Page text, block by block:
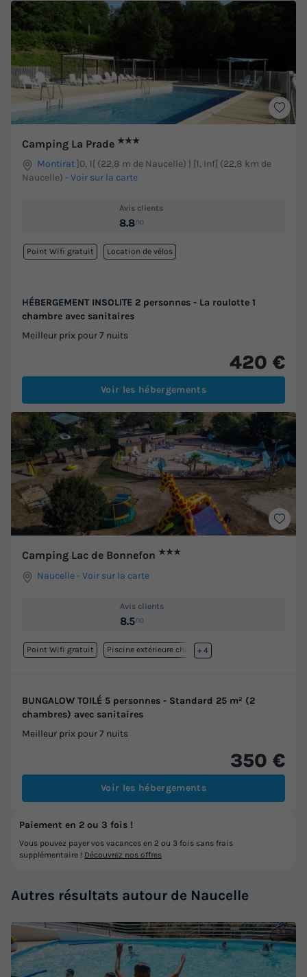
Camping La Prade ★★★
Montirat]0, 1[ (22,8 m de Naucelle) | [1, Inf[ (22,8 km de
Naucelle) - Voir sur la carte
Avis clients
8.8/10
Point Wifi gratuit Location de vélos
HÉBERGEMENT INSOLITE 2 personnes - La roulotte 1
chambre avec sanitaires
Meilleur prix pour 7 nuits
420 €
Voir les hébergements
Camping Lac de Bonnefon ★★★
Naucelle -Voir sur la carte
Avis clients
8.5/10
Point Wifi gratuit Piscine extérieure chauffée
+ 4
BUNGALOW TOILÉ 5 personnes - Standard 25 m² (2
chambres) avec sanitaires
Meilleur prix pour 7 nuits
350 €
Voir les hébergements
Autres résultats autour de Naucelle
Paiement en 2 ou 3 fois !
Vous pouvez payer vos vacances en 2 ou 3 fois sans frais
supplémentaire ! Découvrez nos offres